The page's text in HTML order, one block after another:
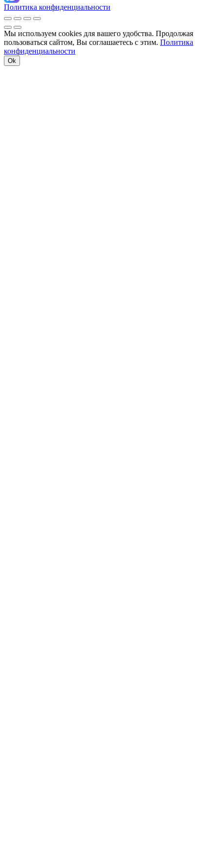
Политика конфиденциальности
Мы используем cookies для вашего удобства. Продолжая
пользоваться сайтом, Вы соглашаетесь с этим. Политика
конфиденциальности
Ok